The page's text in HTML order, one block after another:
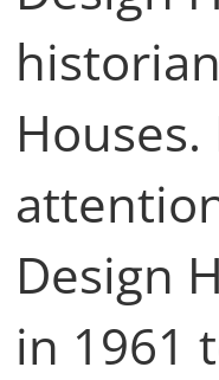
Design
in 1961